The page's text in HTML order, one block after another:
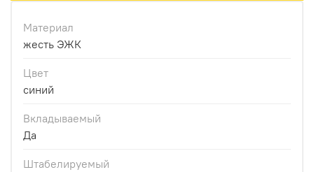
Материал
жесть ЭЖК
Цвет
синий
Вкладываемый
Да
Штабелируемый